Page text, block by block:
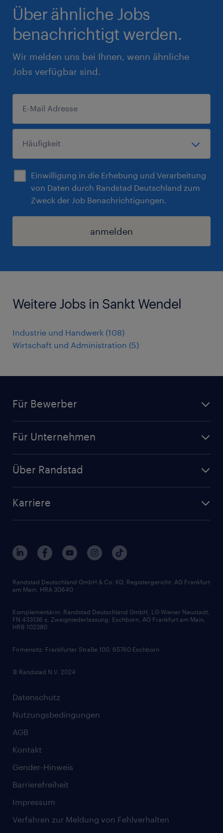
Über ähnliche Jobs
benachrichtigt werden.
Wir melden uns bei Ihnen, wenn ähnliche
Jobs verfügbar sind.
Einwilligung in die Erhebung und Verarbeitung
von Daten durch Randstad Deutschland zum
Zweck der Job Benachrichtigungen.
anmelden
Weitere Jobs in Sankt Wendel
Industrie und Handwerk (108)
Wirtschaft und Administration (5)
Für Bewerber
Initiativbewerbung
Randstad Akademie
Für Unternehmen
Branchen
Über Randstad
Interne Karriere
FAQ - Bewerber / Kunden
Zertifikate und Auszeichnungen
Karriere
Berufsprofile
Gehaltsthemen
Bewerbungsratgeber
Soft Skills
Skills
Datenschutz
Nutzungsbedingungen
AGB
Kontakt
Gender-Hinweis
Barrierefreiheit
Impressum
Verfahren zur Meldung von Fehlverhalten
Randstad Deutschland GmbH & Co. KG, Registergericht: AG Frankfurt
am Main, HRA 30640
Komplementärin: Randstad Deutschland GmbH, LG Wiener Neustadt,
FN 433136 s, Zweigniederlassung: Eschborn, AG Frankfurt am Main,
HRB 102380
Firmensitz: Frankfurter Straße 100, 65760 Eschborn
© Randstad N.V. 2024